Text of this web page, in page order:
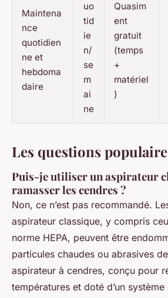
Maintena
nce
quotidien
ne et
hebdoma
daire
uo
tid
ie
n/
se
m
ai
ne
Quasim
ent
gratuit
(temps
+
matériel
)
Les questions
Puis-je utiliser un aspirateur
ramasser les cendres ?
Non, ce n’est pas recommandé.
aspirateur classique, y compris
norme HEPA, peuvent être
particules chaudes ou abrasives
aspirateur à cendres, conçu pour
températures et doté d’un